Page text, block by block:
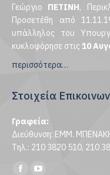
Γεώργιο ΠΕΤΙΝΗ,
Προσετέθη από
υπάλληλος του
κυκλοφόρησε στις 10
περισσότερα…
Στοιχεία
Γραφεία:
Διεύθυνση: ΕΜΜ.
Τηλ.: 210 3820 510, 210
Find us on: